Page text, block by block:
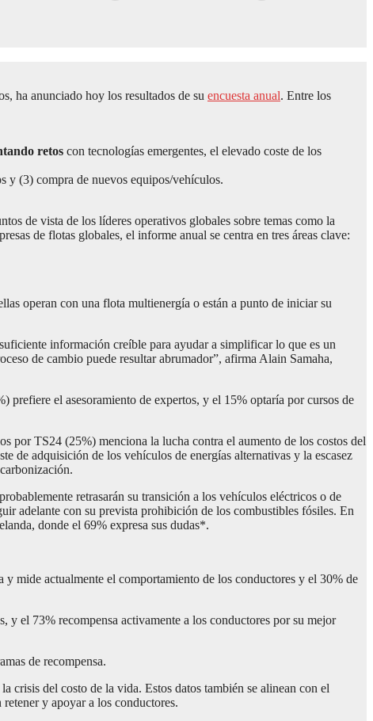
ha anunciado hoy los resultados de su encuesta anual. Entre los
retos con tecnologías emergentes, el elevado coste de los
y (3) compra de nuevos equipos/vehículos.
de vista de los líderes operativos globales sobre temas como la
de flotas globales, el informe anual se centra en tres áreas clave:
operan con una flota multienergía o están a punto de iniciar su
información creíble para ayudar a simplificar lo que es un
de cambio puede resultar abrumador”, afirma Alain Samaha,
prefiere el asesoramiento de expertos, y el 15% optaría por cursos de
por TS24 (25%) menciona la lucha contra el aumento de los costos del
de adquisición de los vehículos de energías alternativas y la escasez
retrasarán su transición a los vehículos eléctricos o de
adelante con su prevista prohibición de los combustibles fósiles. En
donde el 69% expresa sus dudas*.
y mide actualmente el comportamiento de los conductores y el 30% de
y el 73% recompensa activamente a los conductores por su mejor
de recompensa.
crisis del costo de la vida. Estos datos también se alinean con el
y apoyar a los conductores.